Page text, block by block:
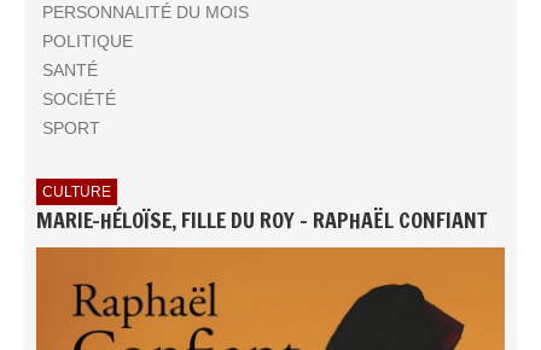
PERSONNALITÉ DU MOIS
POLITIQUE
SANTÉ
SOCIÉTÉ
SPORT
CULTURE
MARIE-HÉLOÏSE, FILLE DU ROY - RAPHAËL CONFIANT